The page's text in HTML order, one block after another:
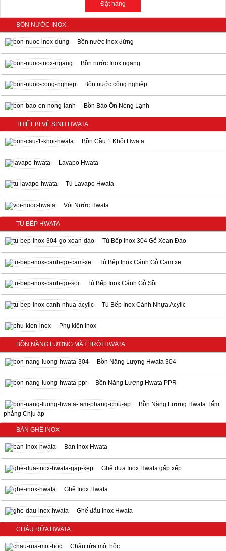
BỒN NƯỚC INOX
Bồn nước Inox đứng
Bồn nước Inox ngang
Bồn nước công nghiệp
Bồn Bảo Ôn Nóng Lạnh
THIẾT BỊ VỆ SINH HWATA
Bồn Cầu 1 Khối Hwata
Lavapo Hwata
Tủ Lavapo Hwata
Vòi Nước Hwata
TỦ BẾP HWATA
Tủ Bếp Inox 304 Gỗ Xoan Đào
Tủ Bếp Inox Cánh Gỗ Cam xe
Tủ Bếp Inox Cánh Gỗ Sồi
Tủ Bếp Inox Cánh Nhựa Acylic
Phụ kiện Inox
BỒN NĂNG LƯỢNG MẶT TRỜI HWATA
Bồn Năng Lượng Hwata 304
Bồn Năng Lượng Hwata PPR
Bồn Năng Lượng Hwata Tấm
phẳng Chịu áp
BÀN GHẾ INOX
Bàn Inox Hwata
Ghế dựa Inox Hwata gấp xếp
Ghế Inox Hwata
Ghế đẩu Inox Hwata
CHẬU RỬA HWATA
Chậu rửa một hộc